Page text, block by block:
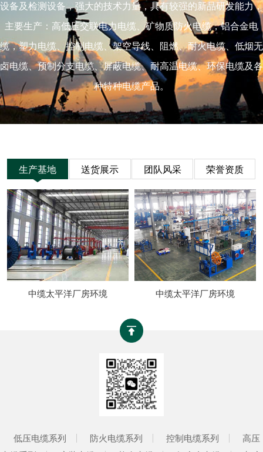
设备及检测设备，强大的技术力量，具有较强的新品研发能力，
主要生产：高低压交联电力电缆、矿物质防火电缆，铝合金电
缆，塑力电缆、控制电缆、架空导线、阻燃、耐火电缆、低烟无
卤电缆、预制分支电缆、屏蔽电缆、耐高温电缆、环保电缆及各
种特种电缆产品。
生产基地 送货展示 团队风采 荣誉资质
中缆太平洋厂房环境 中缆太平洋厂房环境
低压电缆系列 防火电缆系列 控制电缆系列
高压